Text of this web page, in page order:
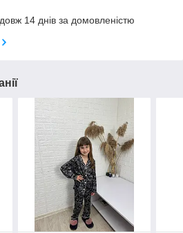
14 днів за домовленістю